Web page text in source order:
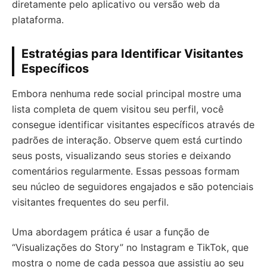
diretamente pelo aplicativo ou versão web da
plataforma.
Estratégias para Identificar Visitantes
Específicos
Embora nenhuma rede social principal mostre uma
lista completa de quem visitou seu perfil, você
consegue identificar visitantes específicos através de
padrões de interação. Observe quem está curtindo
seus posts, visualizando seus stories e deixando
comentários regularmente. Essas pessoas formam
seu núcleo de seguidores engajados e são potenciais
visitantes frequentes do seu perfil.
Uma abordagem prática é usar a função de
“Visualizações do Story” no Instagram e TikTok, que
mostra o nome de cada pessoa que assistiu ao seu